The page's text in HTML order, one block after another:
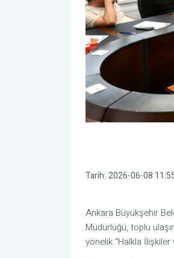
Tarih: 2026-06-08
Ankara Büyükşehir
Müdürlüğü, toplu
yönelik “Halkla